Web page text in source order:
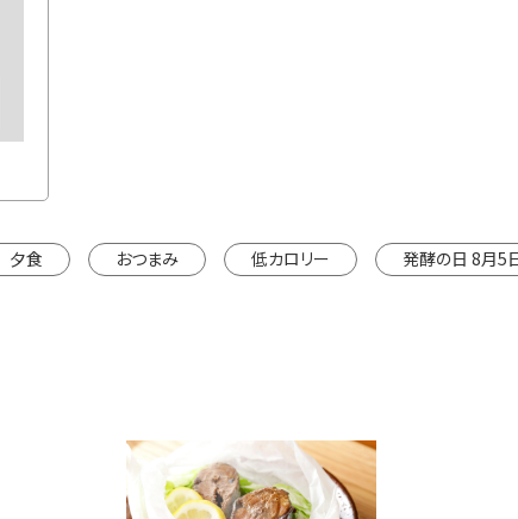
夕食 おつまみ 低カロリー 発酵の日 8月5